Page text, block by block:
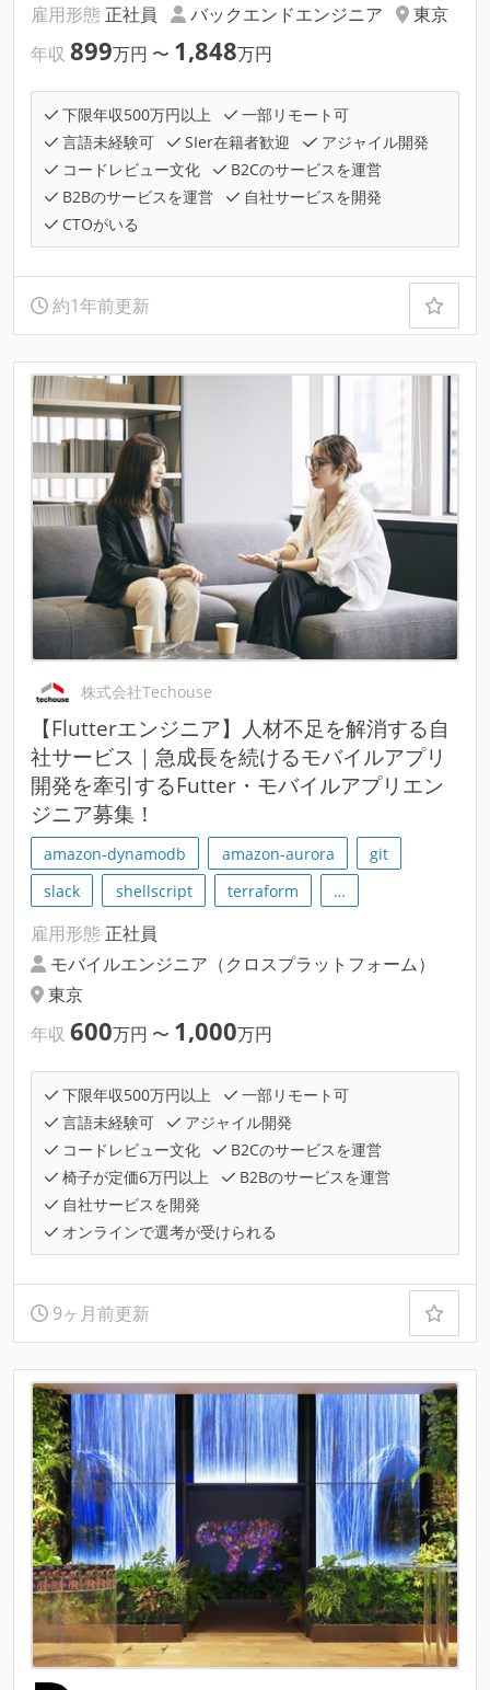
雇用形態 正社員 バックエンドエンジニア
東京
年収 899万円 〜 1,848万円
下限年収500万円以上
一部リモート可
言語未経験可
SIer在籍者歓迎
アジャイル開発
コードレビュー文化
B2Cのサービスを運営
B2Bのサービスを運営
自社サービスを開発
CTOがいる
約1年前更新
株式会社Techouse
【Flutterエンジニア】人材不足を解消する自
社サービス｜急成長を続けるモバイルアプリ
開発を牽引するFutter・モバイルアプリエン
ジニア募集！
amazon-dynamodb amazon-aurora
git
slack
shellscript terraform …
雇用形態 正社員
モバイルエンジニア（クロスプラットフォーム）
東京
年収 600万円 〜 1,000万円
下限年収500万円以上
一部リモート可
言語未経験可
アジャイル開発
コードレビュー文化
B2Cのサービスを運営
椅子が定価6万円以上
B2Bのサービスを運営
自社サービスを開発
オンラインで選考が受けられる
9ヶ月前更新